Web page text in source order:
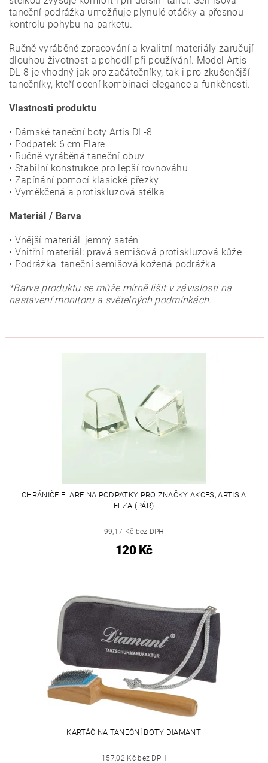
taneční podrážka umožňuje plynulé otáčky a přesnou
kontrolu pohybu na parketu.
Ručně vyráběné zpracování a kvalitní materiály zaručují
dlouhou životnost a pohodlí při používání. Model Artis
DL-8 je vhodný jak pro začátečníky, tak i pro zkušenější
tanečníky, kteří ocení kombinaci elegance a funkčnosti.
Vlastnosti produktu
• Dámské taneční boty Artis DL-8
• Podpatek 6 cm Flare
• Ručně vyráběná taneční obuv
• Stabilní konstrukce pro lepší rovnováhu
• Zapínání pomocí klasické přezky
• Vyměkčená a protiskluzová stélka
Materiál / Barva
• Vnější materiál: jemný satén
• Vnitřní materiál: pravá semišová protiskluzová kůže
• Podrážka: taneční semišová kožená podrážka
*Barva produktu se může mírně lišit v závislosti na
nastavení monitoru a světelných podmínkách.
CHRÁNIČE FLARE NA PODPATKY PRO ZNAČKY AKCES, ARTIS A
ELZA (PÁR)
99,17 Kč bez DPH
120 Kč
KARTÁČ NA TANEČNÍ BOTY DIAMANT
157,02 Kč bez DPH